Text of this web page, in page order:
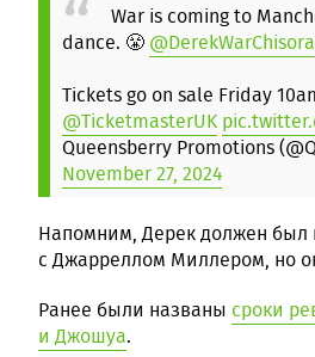
War is coming to
dance. 😤 @DerekWarChisora
Tickets go on sale Friday
@TicketmasterUK
Queensberry Promotions
November 27, 2024
Напомним, Дерек должен был
с Джарреллом Миллером, но
Ранее были названы сроки
и Джошуа.